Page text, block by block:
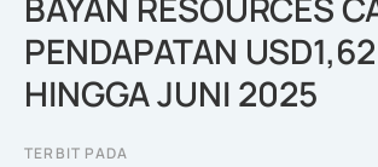
PENDAPATAN
HINGGA JUNI 2025
TERBIT PADA